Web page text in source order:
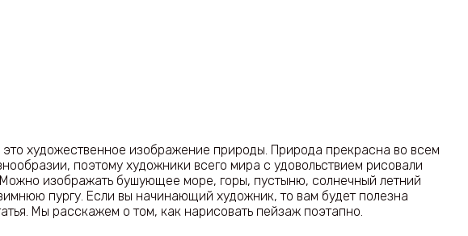
художественное изображение природы. Природа прекрасна во всем
поэтому художники всего мира с удовольствием рисовали
изображать бушующее море, горы, пустыню, солнечный летний
пургу. Если вы начинающий художник, то вам будет полезна
Мы расскажем о том, как нарисовать пейзаж поэтапно.